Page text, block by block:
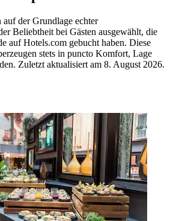
der Grundlage echter
Beliebtheit bei Gästen ausgewählt, die
auf Hotels.com gebucht haben. Diese
stets in puncto Komfort, Lage
Zuletzt aktualisiert am 8. August 2026.